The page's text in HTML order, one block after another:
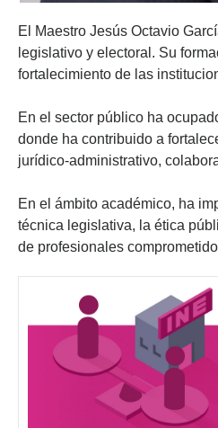
El Maestro Jesús Octavio
legislativo y electoral. Su
fortalecimiento de las
En el sector público ha
donde ha contribuido a
jurídico-administrativo,
En el ámbito académico, ha
técnica legislativa, la ética
de profesionales